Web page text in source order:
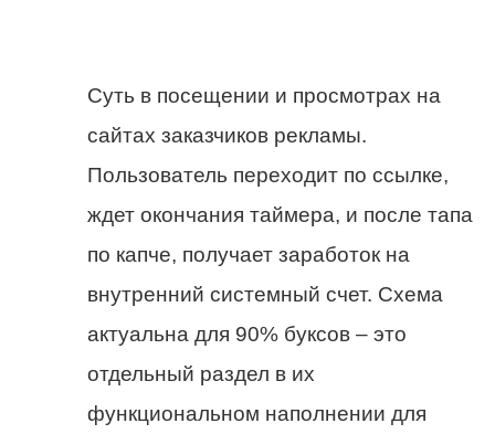
Суть в посещении и просмотрах на
сайтах заказчиков рекламы.
Пользователь переходит по ссылке,
ждет окончания таймера, и после тапа
по капче, получает заработок на
внутренний системный счет. Схема
актуальна для 90% буксов – это
отдельный раздел в их
функциональном наполнении для